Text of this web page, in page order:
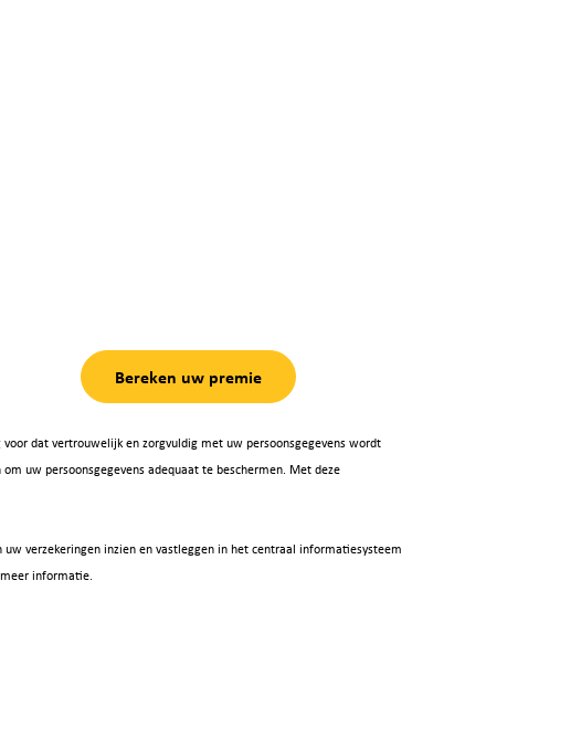
Bereken uw premie
dat vertrouwelijk en zorgvuldig met uw persoonsgegevens wordt
uw persoonsgegevens adequaat te beschermen. Met deze
verzekeringen inzien en vastleggen in het centraal informatiesysteem
informatie.